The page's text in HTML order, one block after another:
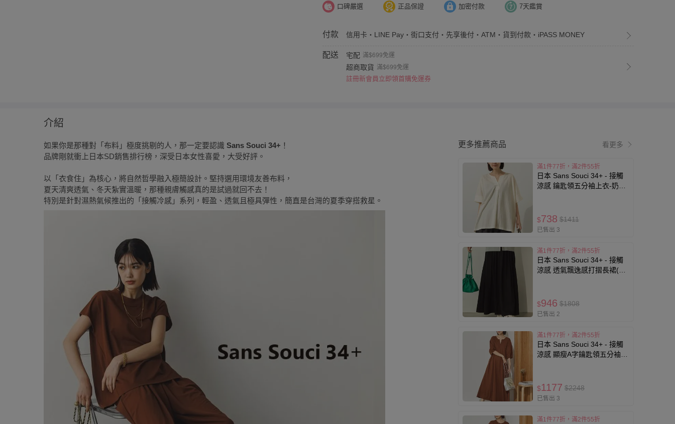
口碑嚴選 正品保證 加密付款 7天鑑賞
付款 信用卡・LINE Pay・街口支付・先享後付・ATM・貨到付款・iPASS MONEY
配送 宅配 滿$699免運
超商取貨 滿$699免運
註冊新會員立即領首購免運券
介紹
如果你是那種對「布料」極度挑剔的人，那一定要認識 Sans Souci 34+ ！
品牌剛就衝上日本SD銷售排行榜，深受日本女性喜愛，大受好評。
以「衣食住」為核心，將自然哲學融入極簡設計。堅持選用環境友善布料，
夏天清爽透氣、冬天紮實溫暖，那種親膚觸感真的是試過就回不去！
特別是針對濕熱氣候推出的「接觸冷感」系列，輕盈、透氣且極具彈性，簡直是台灣的夏季穿搭救星。
更多推薦商品 看更多
滿1件77折，滿2件55折
日本 Sans Souci 34+ - 接觸
涼感 鑰匙領五分袖上衣-奶油
$738 $1411
已售出 3
滿1件77折，滿2件55折
日本 Sans Souci 34+ - 接觸
涼感 透氣飄逸感打摺長裙(有
$946 $1808
已售出 2
滿1件77折，滿2件55折
日本 Sans Souci 34+ - 接觸
涼感 顯瘦A字鑰匙領五分袖洋
$1177 $2248
已售出 3
滿1件77折，滿2件55折